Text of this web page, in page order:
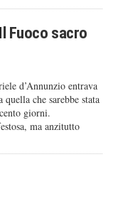
Fuoco sacro
d’Annunzio entrava
che sarebbe stata
giorni.
ma anzitutto